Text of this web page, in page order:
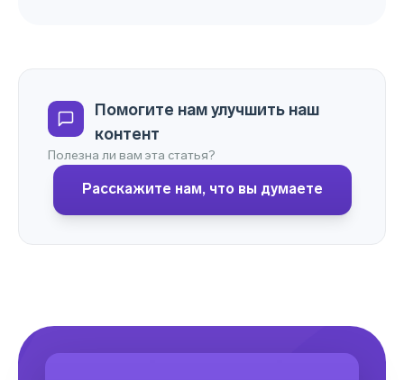
Помогите нам улучшить наш
контент
Полезна ли вам эта статья?
Расскажите нам, что вы думаете